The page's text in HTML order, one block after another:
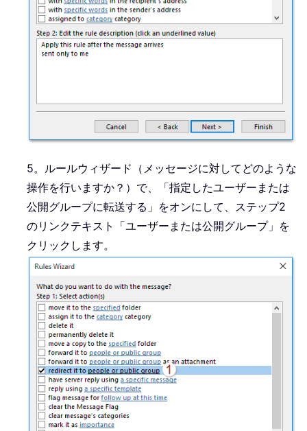
5。ルールウィザード（メッセージに対してどのような
操作を行いますか？）で、「指定したユーザーまたは
公開グループに転送する」をオンにして、ステップ2
のリンクテキスト「ユーザーまたは公開グループ」を
クリックします。